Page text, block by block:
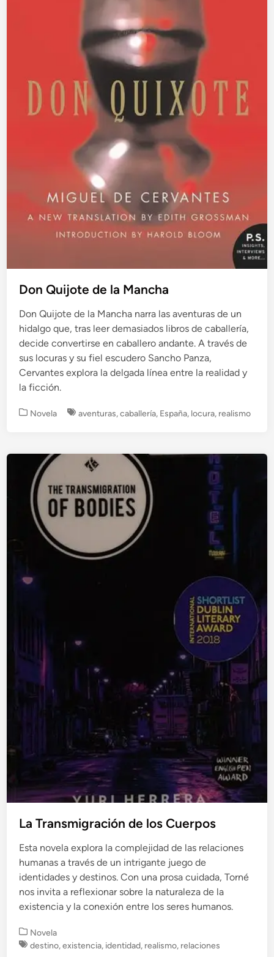
Don Quijote de la Mancha
Don Quijote de la Mancha narra las aventuras de un
hidalgo que, tras leer demasiados libros de caballería,
decide convertirse en caballero andante. A través de
sus locuras y su fiel escudero Sancho Panza,
Cervantes explora la delgada línea entre la realidad y
la ficción.
P
l
Novela aventuras,caballería, España, locura, realismo
La Transmigración de los Cuerpos
Esta novela explora la complejidad de las relaciones
humanas a través de un intrigante juego de
identidades y destinos. Con una prosa cuidada, Torné
nos invita a reflexionar sobre la naturaleza de la
existencia y la conexión entre los seres humanos.
P
u
Novela
destino,existencia, identidad, realismo, relaciones